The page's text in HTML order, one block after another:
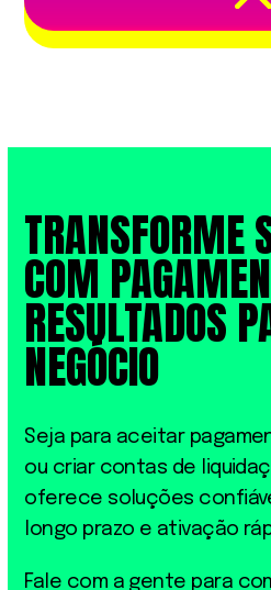
TRANSFORME
COM
RESULTADOS
NEGÓCIO
Seja para aceitar
ou criar contas de
oferece soluções
longo prazo e ativação
Fale com a gente para